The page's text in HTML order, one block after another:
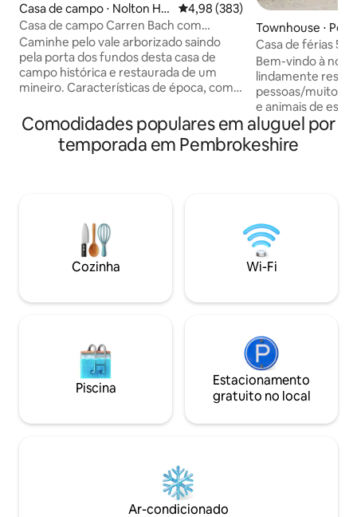
Casa de campo ⋅ Nolton Ha
ven
4,98 de uma avaliação média de
4,98 (383)
Casa de campo Carren Bach com
banheira de hidromassagem e deck para
churrasco
Caminhe pelo vale arborizado saindo
pela porta dos fundos desta casa de
campo histórica e restaurada de um
mineiro. Características de época, como
vigas, atendem a conveniências
contemporâneas, como aquecimento
sob o piso e uma banheira
em plano aberto, cozinha grande e
varanda espaçosa. O chalé está
localizado perto de Nolton Haven,
Newgale, Little Haven e Druidston
restaurantes para atender às suas
principal de bom tamanho com vistas
incríveis e uma cama king size. Há um
segundo quarto com uma cama de casal
confortável com banheiro privativo.
Ambos os quartos têm armazenamento
adequado e espaço para pendurar
para relaxar. A casa tem uma sala de
escritório que pode acomodar um
hóspede extra em um sofá-cama. A
cozinha está equipada com fogão,
Townhouse ⋅
e
Casa de férias 5*
Newport/Parrog
Bem-vindo à
lindamente
pessoas/muito
e animais de
Tem
queimador de
Fi/3 TVs SMART
gourmet" de
restaurantes e
favor, note que
ROUPAS DE
garrafa de
Comodidades populares em aluguel por
temporada em Pembrokeshire
Cozinha Wi-Fi
Piscina
Estacionamento
gratuito no local
Ar-condicionado